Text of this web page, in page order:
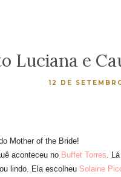
Luciana e
12 DE
Mother of the Bride!
aconteceu no Buffet Torres.
lindo. Ela escolheu Solaine